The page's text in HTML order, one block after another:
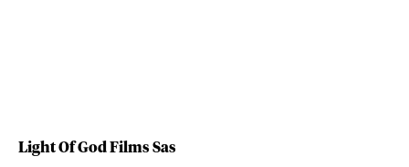
Light Of God Films Sas